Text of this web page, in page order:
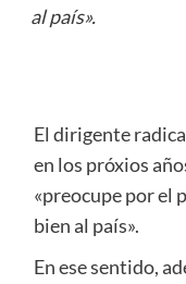
al país».
El dirigente
en los próxios
«preocupe por el
bien al país».
En ese sentido,